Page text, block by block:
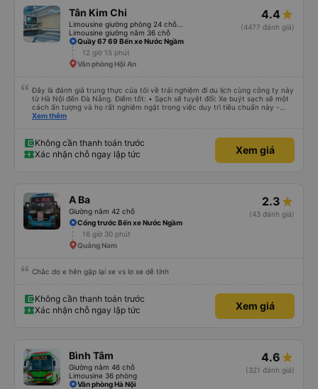
Tân Kim Chi
Limousine giường nằm 36 chỗ
4.4
(4477 đánh giá)
Quầy 67 69 Bến xe Nước Ngầm
12 giờ 15 phút
Văn phòng Hội An
Đây là đánh giá trung thực của tôi về trải nghiệm đi du lịch cùng công ty này
từ Hà Nội đến Đà Nẵng. Điểm tốt: • Sạch sẽ tuyệt đối: Xe buýt sạch sẽ một
cách ấn tượng và họ rất nghiêm ngặt trong việc duy trì tiêu chuẩn này -
không được phép ăn trên xe. Đây là lần đầu tiên tôi thấy sự chú trọng đến
suốt chuyến đi. • Tùy chọn sạc: Có sẵn cổng sạc USB và USB-C, đây cũng
là lần đầu tiên tôi thấy. • Môi trường yên tĩnh và thanh bình: Họ không bật
đèn không cần thiết hoặc bật nhạc lớn, giúp tôi dễ dàng thư giãn và ngủ
điểm đón đã được thay đổi sang một địa điểm xa hơn khoảng 30 phút. Tuy
nhiên, họ đã đền bù cho tôi 100.000 VND, tôi thấy công bằng. • Tài xế không
thân thiện: Tài xế không thực sự thân thiện hoặc hữu ích, nhưng không đến
mức không thể chịu nổi. • Xe buýt quá đông ở Đà Nẵng: Khi chúng tôi
chuyển sang xe buýt khác để đến khách sạn của mình ở Đà Nẵng, xe quá
đông và tôi phải ngồi trên một chiếc ghế nhựa ở lối đi giữa, điều này không lý
tưởng. Nhìn chung: Mặc dù có một vài bất tiện nhỏ, tôi đã có trải nghiệm
tích cực với công ty này. Đây là dịch vụ xe buýt tốt nhất mà tôi từng sử
đáng kể và tôi sẽ giới thiệu dịch vụ này cho bất kỳ ai đi tuyến đường này.
Xem thêm
Không cần thanh toán trước
Xác nhận chỗ ngay lập tức
Xem giá
A Ba
Giường nằm 42 chỗ
2.3
(43 đánh giá)
Cổng trước Bến xe Nước Ngầm
16 giờ 30 phút
Quảng Nam
Chắc do e hên gặp lại xe vs lơ xe dễ tính
Không cần thanh toán trước
Xác nhận chỗ ngay lập tức
Xem giá
Bình Tâm
Giường nằm 46 chỗ
Limousine 36 phòng
4.6
(321 đánh giá)
Văn phòng Hà Nội